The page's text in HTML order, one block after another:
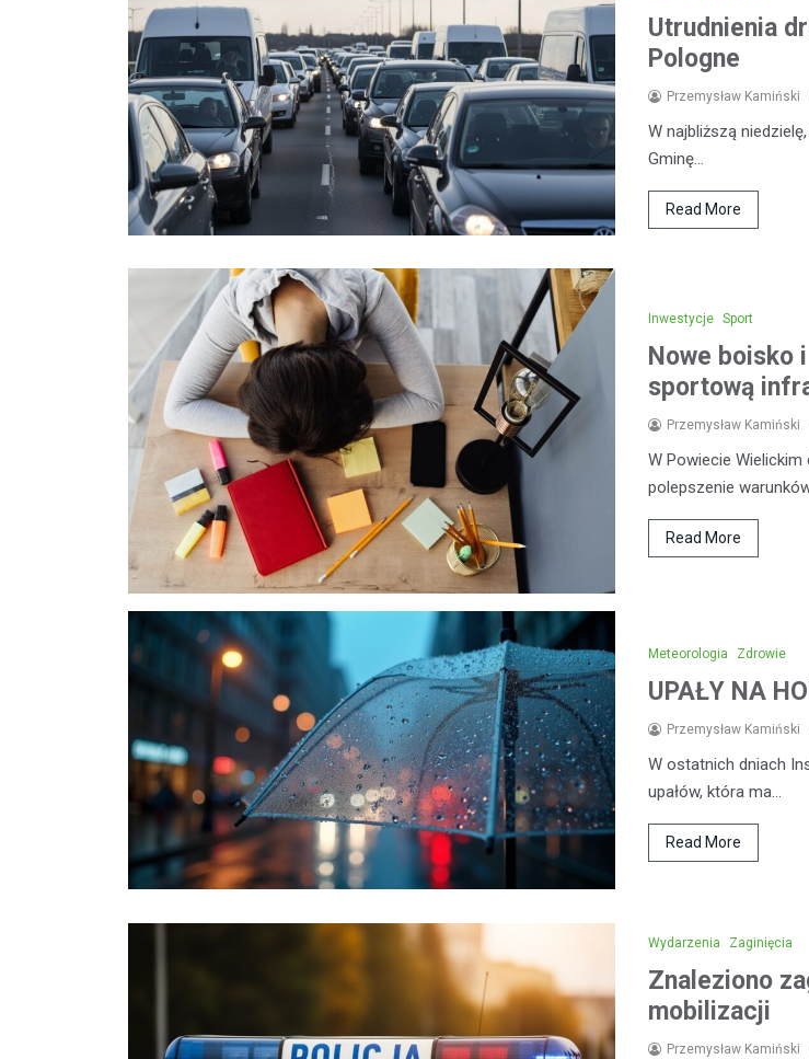
Utrudnienia
Pologne
Przemysław Kamiński
W najbliższą
Gminę…
Read More
Inwestycje Sport
Nowe boisko
sportową
Przemysław Kamiński
W Powiecie
polepszenie
Read More
Meteorologia Zdrowie
UPAŁY NA
Przemysław Kamiński
W ostatnich dniach
upałów, która ma…
Read More
Wydarzenia Zaginięcia
Znaleziono
mobilizacji
Przemysław Kamiński